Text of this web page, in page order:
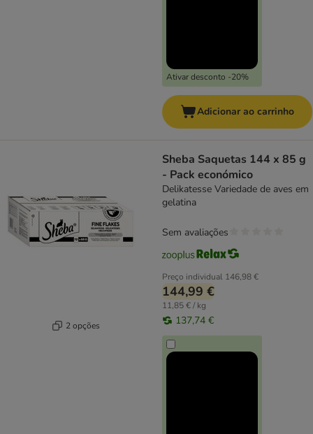
Ativar desconto -20%
Adicionar ao carrinho
2 opções
Sheba Saquetas 144 x 85 g
- Pack económico
Delikatesse Variedade de aves em
gelatina
Preço individual 146,98 €
144,99 €
11,85 € / kg
137,74 €
Sem avaliações